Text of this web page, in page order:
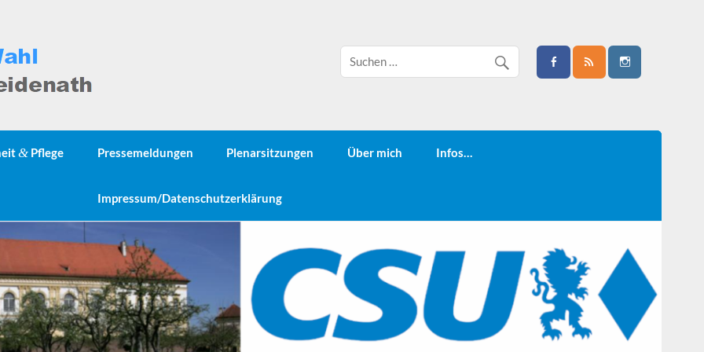
& Pflege Pressemeldungen Plenarsitzungen Über mich Infos…
Impressum/Datenschutzerklärung